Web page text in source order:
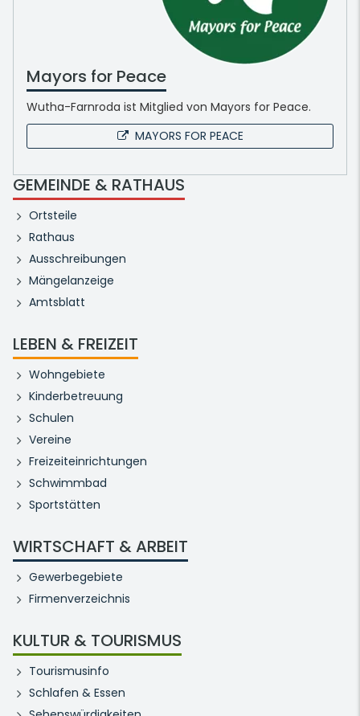
Mayors for Peace
Wutha-Farnroda ist Mitglied von Mayors for Peace.
MAYORS FOR PEACE
GEMEINDE & RATHAUS
Ortsteile
Rathaus
Ausschreibungen
Mängelanzeige
Amtsblatt
LEBEN & FREIZEIT
Wohngebiete
Kinderbetreuung
Schulen
Vereine
Freizeiteinrichtungen
Schwimmbad
Sportstätten
WIRTSCHAFT & ARBEIT
Gewerbegebiete
Firmenverzeichnis
KULTUR & TOURISMUS
Tourismusinfo
Schlafen & Essen